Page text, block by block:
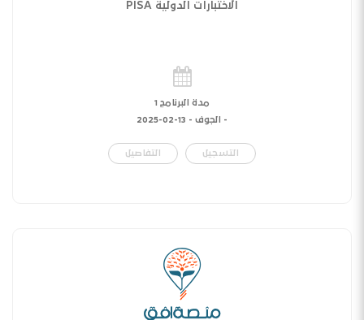
الاختبارات الدولية PISA
مدة البرنامج 1
- الجوف - 13-02-2025
التسجيل التفاصيل